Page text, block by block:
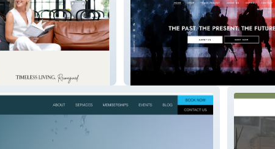
Angers Gift